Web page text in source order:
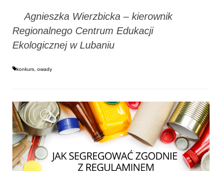
Agnieszka Wierzbicka – kierownik
Regionalnego Centrum Edukacji
Ekologicznej w Lubaniu
konkurs owady